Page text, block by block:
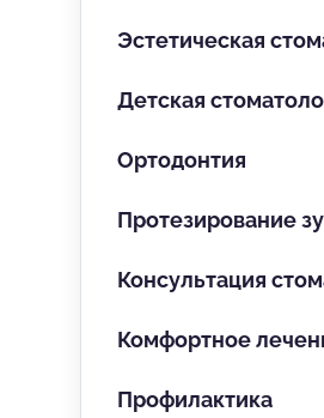
Эстетическая
Детская
Ортодонтия
Протезирование
Консультация
Комфортное
Профилактика